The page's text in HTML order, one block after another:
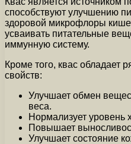
способствуют улучшению
здоровой микрофлоры
усваивать питательные
иммунную систему.
Кроме того, квас обладает
свойств:
Улучшает обмен
веса.
Нормализует уровень
Повышает
Улучшает состояние